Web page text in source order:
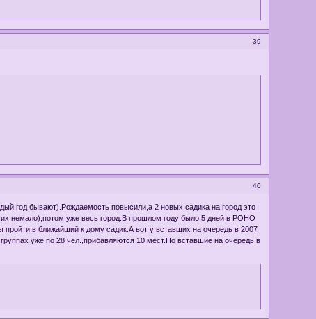
39
40
год бывают).Рождаемость повысили,а 2 новых садика на город это
их немало),потом уже весь город.В прошлом году было 5 дней в РОНО
в ближайший к дому садик.А вот у вставших на очередь в 2007
уже по 28 чел.,прибавляются 10 мест.Но вставшие на очередь в